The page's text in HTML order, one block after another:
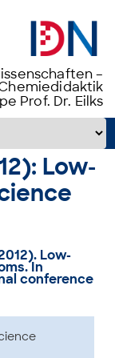
–
Prof. Dr. Eilks
Low-
Low-
In
conference